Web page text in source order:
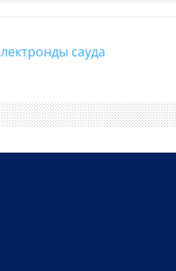
#электронды сауда